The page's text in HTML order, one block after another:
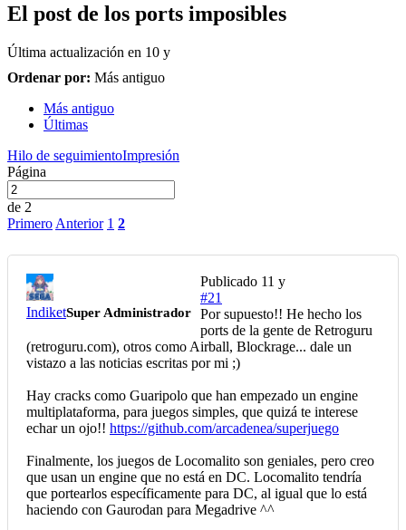
El post de los ports imposibles
Última actualización en 10 y
Ordenar por: Más antiguo
Más antiguo
Últimas
Hilo de seguimientoImpresión
Página
de 2
Primero Anterior 1 2
IndiketSuper Administrador
Publicado 11 y
#21
Por supuesto!! He hecho los
ports de la gente de Retroguru
(retroguru.com), otros como Airball, Blockrage... dale un
vistazo a las noticias escritas por mi ;)
Hay cracks como Guaripolo que han empezado un engine
multiplataforma, para juegos simples, que quizá te interese
echar un ojo!! https://github.com/arcadenea/superjuego
Finalmente, los juegos de Locomalito son geniales, pero creo
que usan un engine que no está en DC. Locomalito tendría
que portearlos específicamente para DC, al igual que lo está
haciendo con Gaurodan para Megadrive ^^